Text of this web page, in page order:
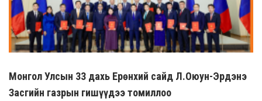
Монгол Улсын 33 дахь Ерөнхий сайд Л.Оюун-Эрдэнэ
Засгийн газрын гишүүдээ томиллоо